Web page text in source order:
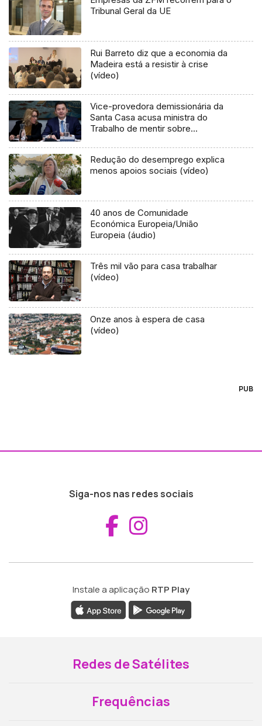
Tribunal Geral da UE
Rui Barreto diz que a economia da
Madeira está a resistir à crise
(vídeo)
Vice-provedora demissionária da
Santa Casa acusa ministra do
Trabalho de mentir sobre
Redução do desemprego explica
menos apoios sociais (vídeo)
40 anos de Comunidade
Económica Europeia/União
Europeia (áudio)
Três mil vão para casa trabalhar
(vídeo)
Onze anos à espera de casa
(vídeo)
PUB
Siga-nos nas redes sociais
Aceder ao
Instale a aplicação RTP Play
Redes de Satélites
Frequências